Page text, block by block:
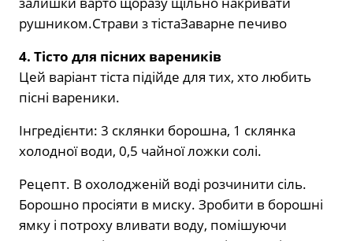
рушником.Страви з тістаЗаварне печиво
4. Тісто для пісних вареників
Цей варіант тіста підійде для тих, хто любить
пісні вареники.
Інгредієнти: 3 склянки борошна, 1 склянка
холодної води, 0,5 чайної ложки солі.
Рецепт. В охолодженій воді розчинити сіль.
Борошно просіяти в миску. Зробити в борошні
ямку і потроху вливати воду, помішуючи